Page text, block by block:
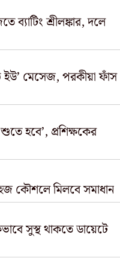
ব্যাটিং শ্রীলঙ্কার, দলে
ইউ’ মেসেজ, পরকীয়া ফাঁস
হবে’, প্রশিক্ষকের
কৌশলে মিলবে সমাধান
সুস্থ থাকতে ডায়েটে